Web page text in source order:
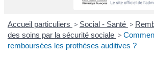
Accueil particuliers > Social - Santé >
des soins par la sécurité sociale >
remboursées les prothèses auditives ?